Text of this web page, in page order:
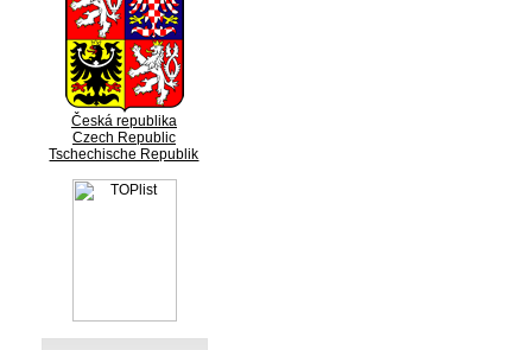
Česká republika
Czech Republic
Tschechische Republik